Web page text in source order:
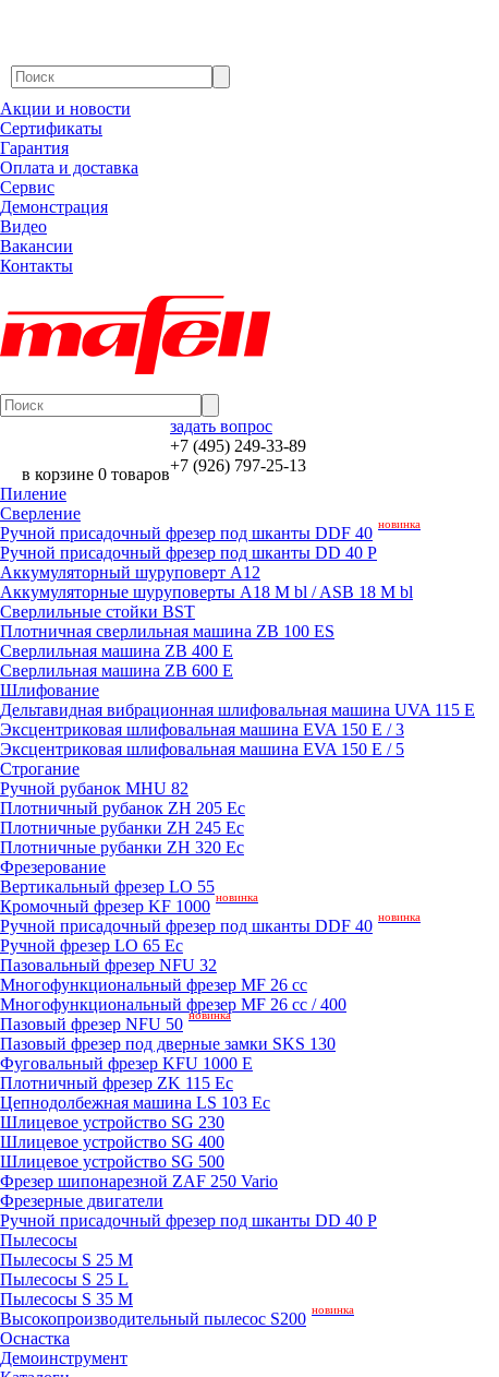
Акции и новости
Сертификаты
Гарантия
Оплата и доставка
Сервис
Демонстрация
Видео
Вакансии
Контакты
в корзине 0 товаров
задать вопрос
+7 (495) 249-33-89
+7 (926) 797-25-13
Пиление
Сверление
Ручной присадочный фрезер под шканты DDF 40 новинка
Ручной присадочный фрезер под шканты DD 40 P
Аккумуляторный шуруповерт A12
Аккумуляторные шуруповерты A18 M bl / ASB 18 M bl
Сверлильные стойки BST
Плотничная сверлильная машина ZB 100 ES
Сверлильная машина ZB 400 E
Сверлильная машина ZB 600 E
Шлифование
Дельтавидная вибрационная шлифовальная машина UVA 115 E
Эксцентриковая шлифовальная машина EVA 150 E / 3
Эксцентриковая шлифовальная машина EVA 150 E / 5
Строгание
Ручной рубанок MHU 82
Плотничный рубанок ZH 205 Ec
Плотничные рубанки ZH 245 Ec
Плотничные рубанки ZH 320 Ec
Фрезерование
Вертикальный фрезер LO 55
Кромочный фрезер KF 1000 новинка
Ручной присадочный фрезер под шканты DDF 40 новинка
Ручной фрезер LO 65 Ec
Пазовальный фрезер NFU 32
Mногофункциональный фрезер MF 26 cc
Mногофункциональный фрезер MF 26 cc / 400
Пазовый фрезер NFU 50 новинка
Пазовый фрезер под дверные замки SKS 130
Фуговальный фрезер KFU 1000 E
Плотничный фрезер ZK 115 Ec
Цепнодолбежная машина LS 103 Ec
Шлицевое устройство SG 230
Шлицевое устройство SG 400
Шлицевое устройство SG 500
Фрезер шипонарезной ZAF 250 Vario
Фрезерные двигатели
Ручной присадочный фрезер под шканты DD 40 P
Пылесосы
Пылесосы S 25 M
Пылесосы S 25 L
Пылесосы S 35 M
Высокопроизводительный пылесос S200 новинка
Оснастка
Демоинструмент